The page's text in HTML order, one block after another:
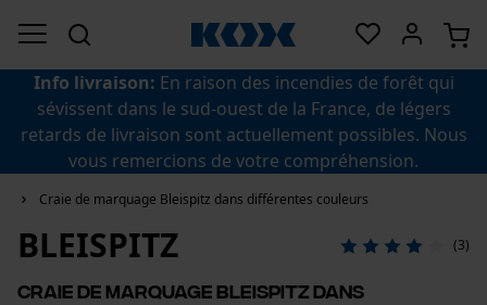
Info livraison: En raison des incendies de forêt qui
sévissent dans le sud-ouest de la France, de légers
retards de livraison sont actuellement possibles. Nous
vous remercions de votre compréhension.
Craie de marquage Bleispitz dans différentes couleurs
BLEISPITZ (3)
Craie de marquage Bleispitz dans